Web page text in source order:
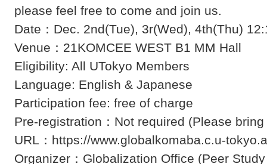
please feel free to come and join us.
Date：Dec. 2nd(Tue), 3r(Wed), 4th(Thu)
Venue：21KOMCEE WEST B1 MM Hall
Eligibility: All UTokyo Members
Language: English & Japanese
Participation fee: free of charge
Pre-registration：Not required (Please
URL：https://www.globalkomaba.c.u-
Organizer：Globalization Office (Peer